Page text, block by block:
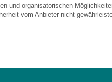
und organisatorischen
vom Anbieter nicht